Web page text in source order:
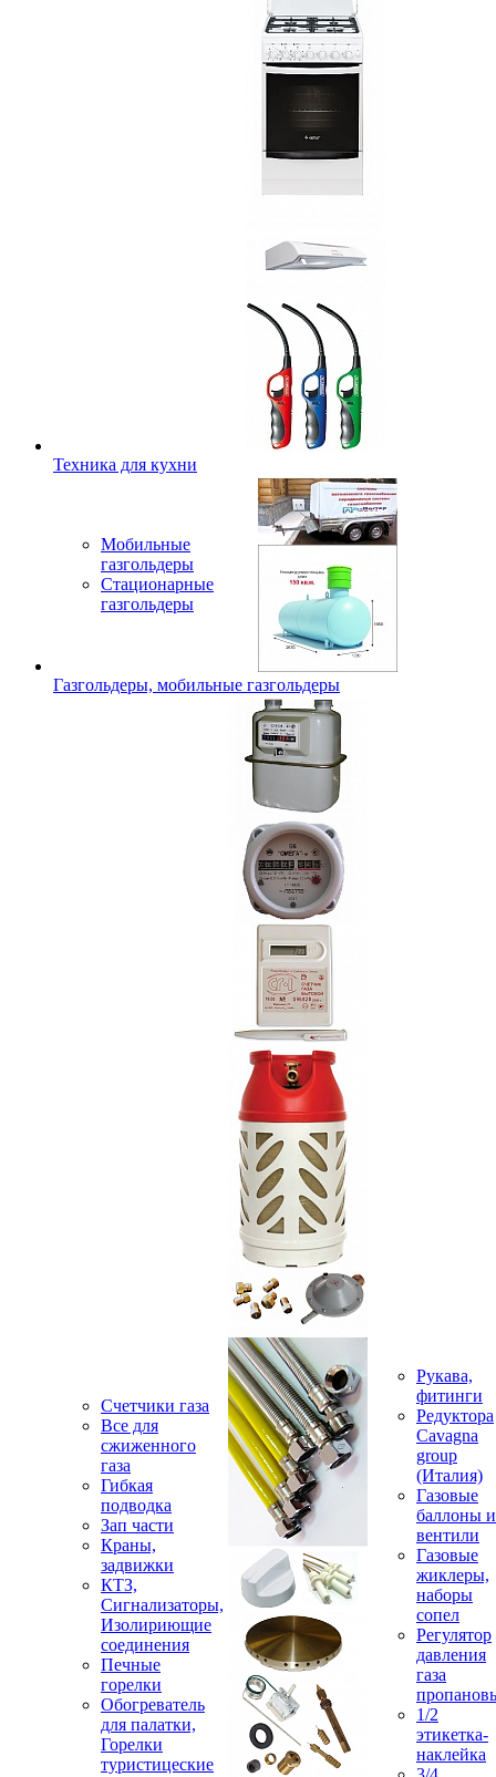
Техника для кухни
Мобильные
газгольдеры
Стационарные
газгольдеры
Газгольдеры, мобильные газгольдеры
Счетчики газа
Все для
сжиженного
газа
Гибкая
подводка
Зап части
Краны,
задвижки
КТЗ,
Сигнализаторы,
Изолириющие
соединения
Печные
горелки
Обогреватель
для палатки,
Горелки
туристицеские
Рукава,
фитинги
Редуктора
Cavagna
group
(Италия)
Газовые
баллоны и
вентили
Газовые
жиклеры,
наборы
сопел
Регулятор
давления
газа
1/2
этикетка-
наклейка